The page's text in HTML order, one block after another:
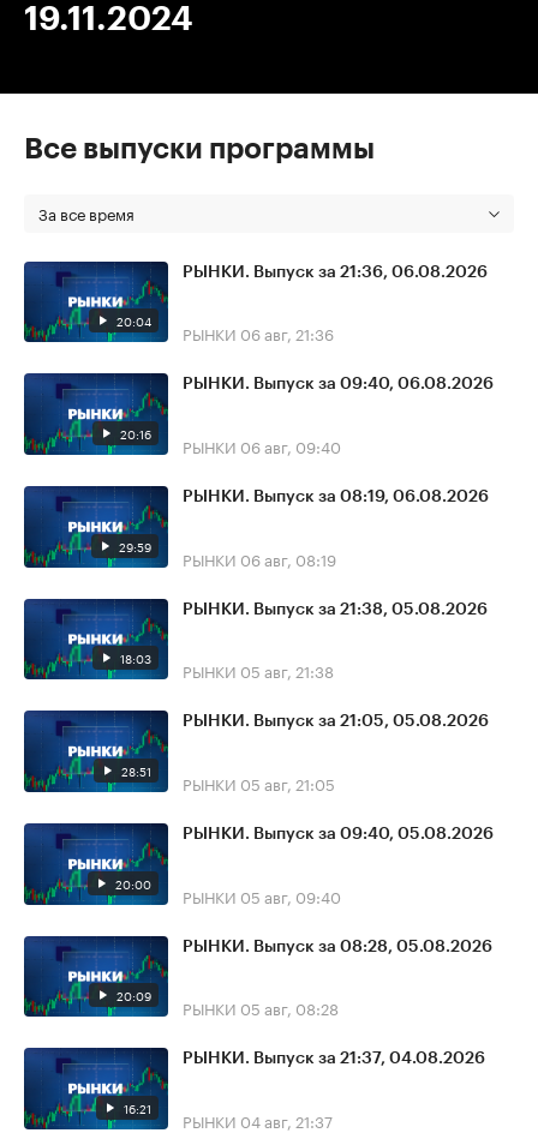
19.11.2024
Все выпуски программы
За все время
20:04
РЫНКИ. Выпуск за 21:36, 06.08.2026
РЫНКИ 06 авг, 21:36
20:16
РЫНКИ. Выпуск за 09:40, 06.08.2026
РЫНКИ 06 авг, 09:40
29:59
РЫНКИ. Выпуск за 08:19, 06.08.2026
РЫНКИ 06 авг, 08:19
18:03
РЫНКИ. Выпуск за 21:38, 05.08.2026
РЫНКИ 05 авг, 21:38
28:51
РЫНКИ. Выпуск за 21:05, 05.08.2026
РЫНКИ 05 авг, 21:05
20:00
РЫНКИ. Выпуск за 09:40, 05.08.2026
РЫНКИ 05 авг, 09:40
20:09
РЫНКИ. Выпуск за 08:28, 05.08.2026
РЫНКИ 05 авг, 08:28
16:21
РЫНКИ. Выпуск за 21:37, 04.08.2026
РЫНКИ 04 авг, 21:37